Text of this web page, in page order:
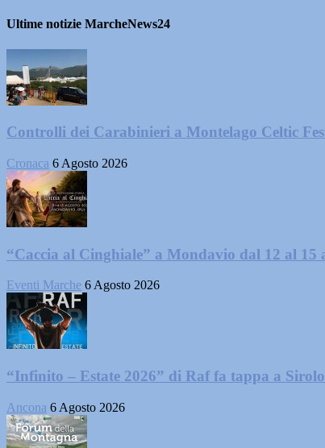
Ultime notizie MarcheNews24
Controlli dei Carabinieri a Montelago Celtic
Cronaca 6 Agosto 2026
“Caccia al Cinghiale” a Mondavio dal 12 al 15
Eventi Marche 6 Agosto 2026
“Infinito – Estate 2026” di Raf fa tappa a Sirolo
Ancona 6 Agosto 2026